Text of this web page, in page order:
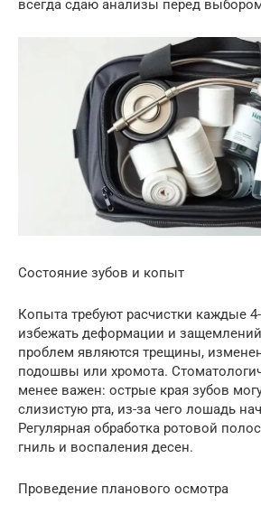
всегда сдаю анализы перед
Состояние зубов и копыт
Копыта требуют расчистки каждые
избежать деформации и
проблем являются трещины,
подошвы или хромота.
менее важен: острые края зубов
слизистую рта, из-за чего лошадь
Регулярная обработка ротовой
гниль и воспаления десен.
Проведение планового осмотра